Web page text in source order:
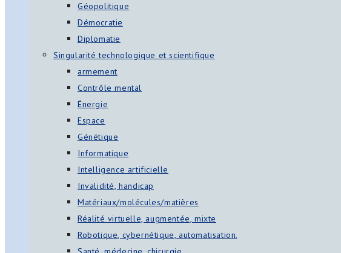
Géopolitique
Démocratie
Diplomatie
Singularité technologique et scientifique
armement
Contrôle mental
Énergie
Espace
Génétique
Informatique
Intelligence artificielle
Invalidité, handicap
Matériaux/molécules/matières
Réalité virtuelle, augmentée, mixte
Robotique, cybernétique, automatisation,